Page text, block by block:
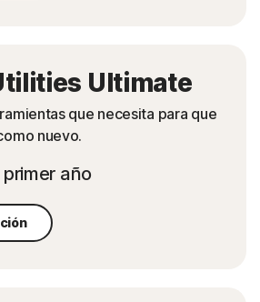
Ultimate
que necesita para que
nuevo.
primer año